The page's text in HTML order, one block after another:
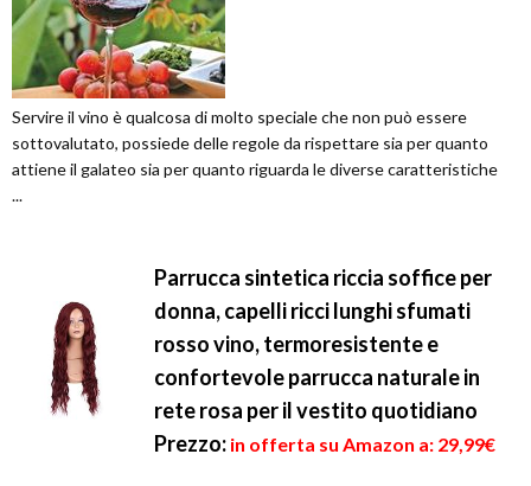
Servire il vino è qualcosa di molto speciale che non può essere
sottovalutato, possiede delle regole da rispettare sia per quanto
attiene il galateo sia per quanto riguarda le diverse caratteristiche
...
Parrucca sintetica riccia soffice per
donna, capelli ricci lunghi sfumati
rosso vino, termoresistente e
confortevole parrucca naturale in
rete rosa per il vestito quotidiano
Prezzo: in offerta su Amazon a: 29,99€